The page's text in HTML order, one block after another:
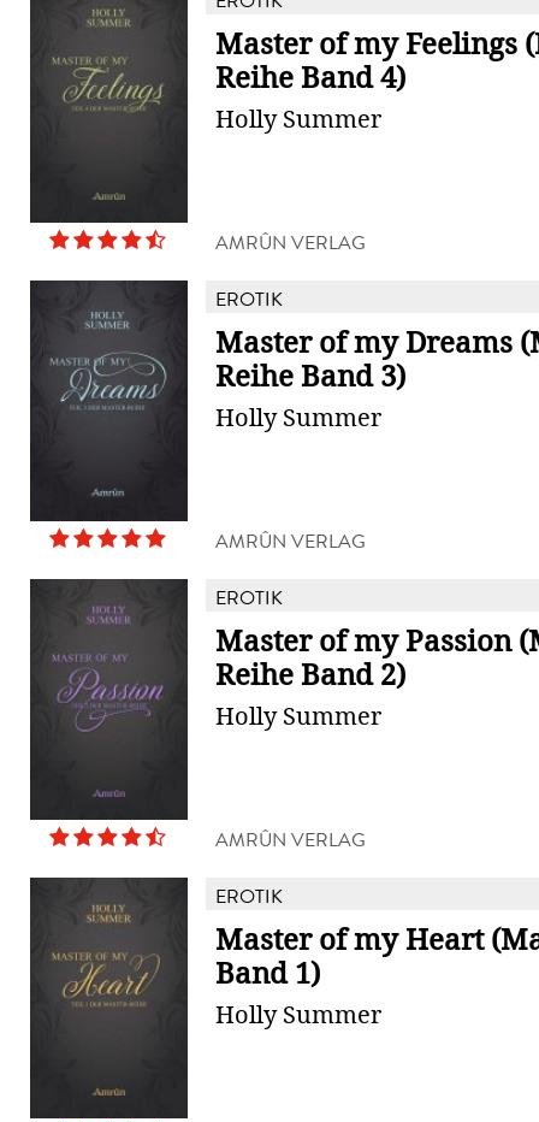
Master of my Feelings
Reihe Band 4)
Holly Summer
AMRÛN VERLAG
EROTIK
Master of my Dreams
Reihe Band 3)
Holly Summer
AMRÛN VERLAG
EROTIK
Master of my Passion
Reihe Band 2)
Holly Summer
AMRÛN VERLAG
EROTIK
Master of my Heart
Band 1)
Holly Summer